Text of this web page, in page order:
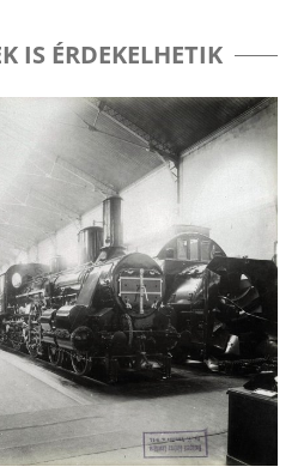
IS ÉRDEKELHETIK